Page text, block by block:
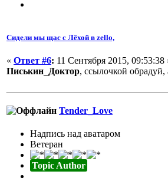
Сидели мы щас с Лёхой в zello,
« Ответ #6: 11 Сентября 2015, 09:53:38
Писькин_Доктор, ссылочкой обрадуй,
Tender_Love
Надпись над аватаром
Ветеран
Topic Author